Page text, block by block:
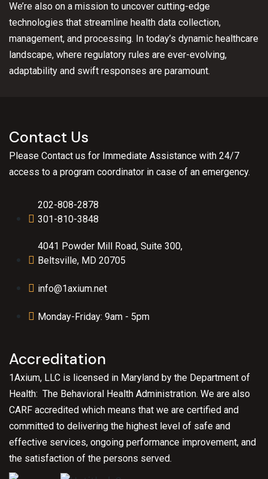
We’re also on a mission to uncover cutting-edge
technologies that streamline health data collection,
management, and processing. In today’s dynamic healthcare
landscape, where regulatory rules are ever-evolving,
adaptability and swift responses are paramount.
Contact Us
Please Contact us for Immediate Assistance with 24/7
access to a program coordinator in case of an emergency.
202-808-2878
301-810-3848
4041 Powder Mill Road, Suite 300,
Beltsville, MD 20705
info@1axium.net
Monday-Friday: 9am - 5pm
Accreditation
1Axium, LLC is licensed in Maryland by the Department of
Health: The Behavioral Health Administration. We are also
CARF accredited which means that we are certified and
committed to delivering the highest level of safe and
effective services, ongoing performance improvement, and
the satisfaction of the persons served.